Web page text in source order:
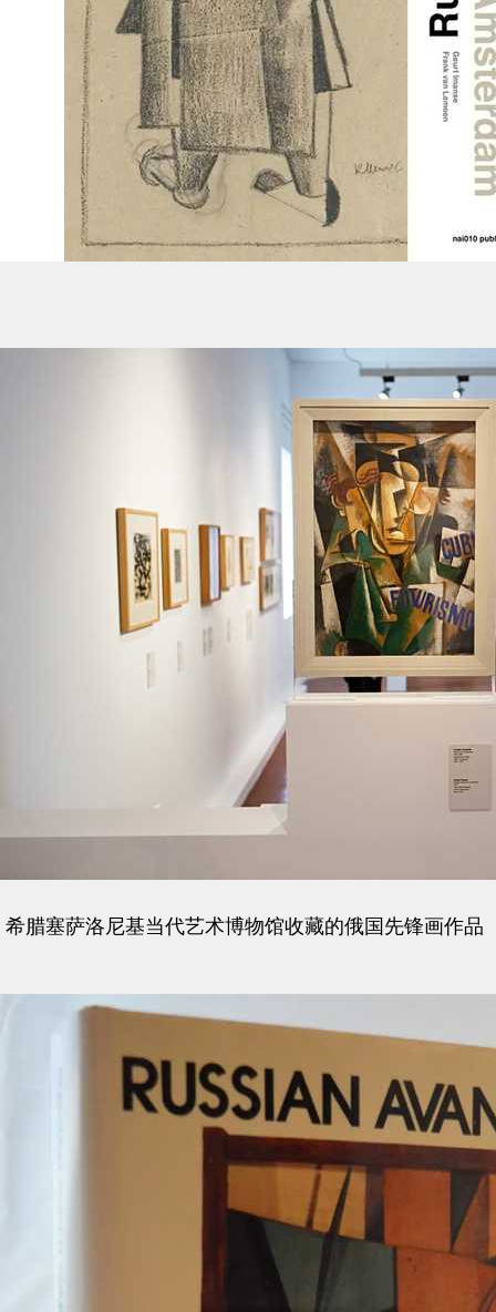
希腊塞萨洛尼基当代艺术博物馆收藏的俄国先锋画作品